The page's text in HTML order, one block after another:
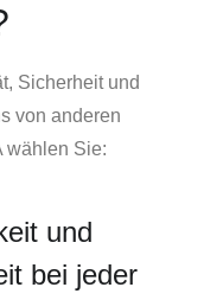
Sicherheit und
von anderen
wählen Sie:
und
bei jeder